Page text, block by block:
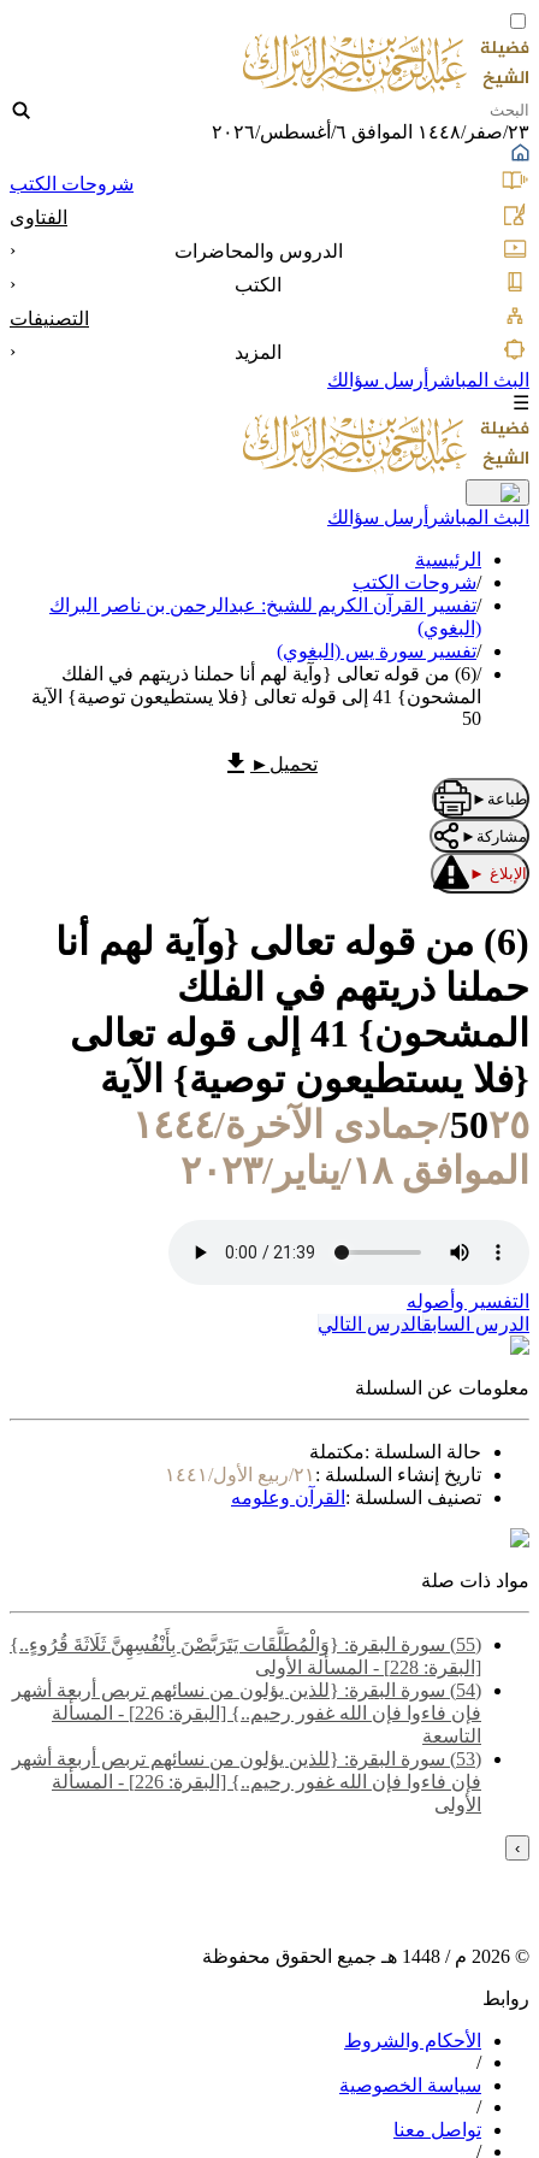
٢٣/صفر/١٤٤٨ الموافق ٦/أغسطس/٢٠٢٦
شروحات الكتب
الفتاوى
الدروس والمحاضرات
‹
الكتب
‹
التصنيفات
المزيد
‹
البث المباشر أرسل سؤالك
☰
البث المباشر أرسل سؤالك
الرئيسية
/شروحات الكتب
/تفسير القرآن الكريم للشيخ: عبدالرحمن بن ناصر البراك
(البغوي)
/تفسير سورة يس (البغوي)
/
(6) من قوله تعالى {وآية لهم أنا حملنا ذريتهم في الفلك
المشحون} 41 إلى قوله تعالى {فلا يستطيعون توصية} الآية
50
تحميل ►
طباعة ►
مشاركة ►
الإبلاغ ►
(6) من قوله تعالى {وآية لهم أنا
حملنا ذريتهم في الفلك
المشحون} 41 إلى قوله تعالى
{فلا يستطيعون توصية} الآية
50
٢٥/جمادى الآخرة/١٤٤٤
الموافق ١٨/يناير/٢٠٢٣
التفسير وأصوله
الدرس السابقالدرس التالي
معلومات عن السلسلة
حالة السلسلة :مكتملة
تاريخ إنشاء السلسلة : ٢١/ربيع الأول/١٤٤١
تصنيف السلسلة : القرآن وعلومه
مواد ذات صلة
(55) سورة البقرة: {وَالْمُطَلَّقَات يَتَرَبَّصْنَ بِأَنْفُسِهِنَّ ثَلَاثَةَ قُرُوءٍ..}
[البقرة: 228] - المسألة الأولى
(54) سورة البقرة: {للذين يؤلون من نسائهم تربص أربعة أشهر
فإن فاءوا فإن الله غفور رحيم..} [البقرة: 226] - المسألة
التاسعة
(53) سورة البقرة: {للذين يؤلون من نسائهم تربص أربعة أشهر
فإن فاءوا فإن الله غفور رحيم..} [البقرة: 226] - المسألة
الأولى
›
©
2026 م / 1448 هـ جميع الحقوق محفوظة
روابط
الأحكام والشروط
/
سياسة الخصوصية
/
تواصل معنا
/